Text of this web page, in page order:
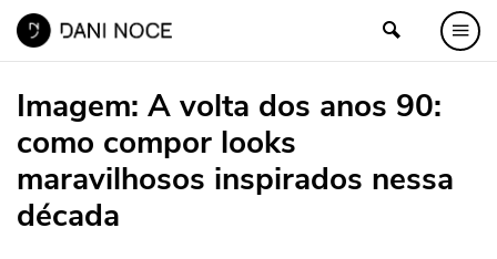
Imagem: A volta dos anos 90:
como compor looks
maravilhosos inspirados nessa
década